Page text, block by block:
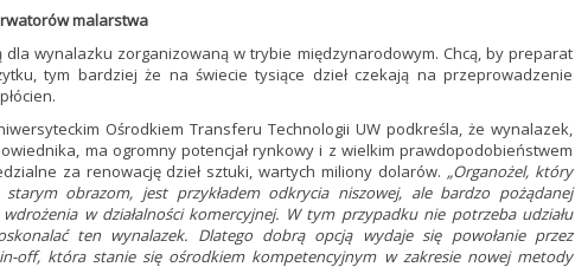
malarstwa
wynalazku zorganizowaną w trybie międzynarodowym. Chcą, by preparat
tym bardziej że na świecie tysiące dzieł czekają na przeprowadzenie
Ośrodkiem Transferu Technologii UW podkreśla, że wynalazek,
ma ogromny potencjał rynkowy i z wielkim prawdopodobieństwem
za renowację dzieł sztuki, wartych miliony dolarów. „Organożel, który
obrazom, jest przykładem odkrycia niszowej, ale bardzo pożądanej
w działalności komercyjnej. W tym przypadku nie potrzeba udziału
ten wynalazek. Dlatego dobrą opcją wydaje się powołanie przez
off, która stanie się ośrodkiem kompetencyjnym w zakresie nowej metody